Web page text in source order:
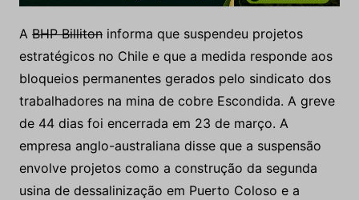
A BHP Billitoninforma que suspendeu projetos
estratégicos no Chile e que a medida responde aos
bloqueios permanentes gerados pelo sindicato dos
trabalhadores na mina de cobre Escondida. A greve
de 44 dias foi encerrada em 23 de março. A
empresa anglo-australiana disse que a suspensão
envolve projetos como a construção da segunda
usina de dessalinização em Puerto Coloso e a